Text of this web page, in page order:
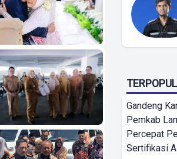
Gandeng
Pemkab
Percepat
Sertifikasi